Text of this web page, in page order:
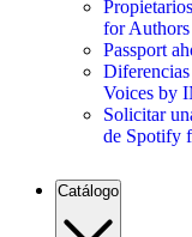
for Authors
Passport
Voices by
Solicitar
de Spotify
Catálogo